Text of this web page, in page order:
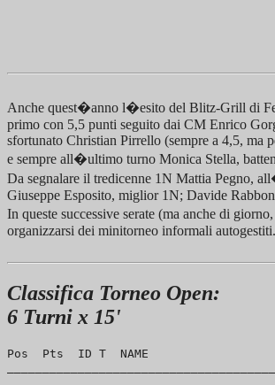
Anche quest�anno l�esito del Blitz-Grill di
primo con 5,5 punti seguito dai CM Enrico
sfortunato Christian Pirrello (sempre a 4,5, ma
e sempre all�ultimo turno Monica Stella,
Da segnalare il tredicenne 1N Mattia Pegno,
Giuseppe Esposito, miglior 1N; Davide
In queste successive serate (ma anche di
organizzarsi dei minitorneo informali autogestiti.
Classifica Torneo Open:
6 Turni x 15'
Pos  Pts  ID T  NAME